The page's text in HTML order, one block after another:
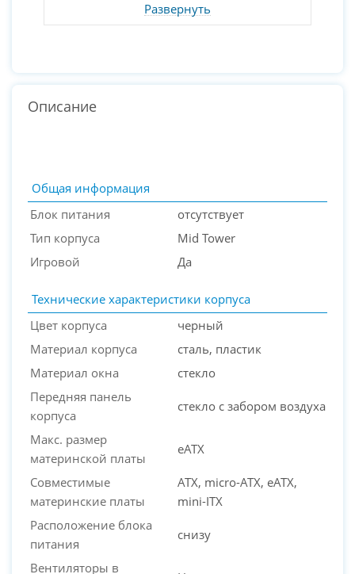
Развернуть
Описание
Общая информация
Блок питания
отсутствует
Тип корпуса
Mid Tower
Игровой
Да
Технические характеристики корпуса
Цвет корпуса
черный
Материал корпуса
сталь, пластик
Материал окна
стекло
Передняя панель
корпуса
стекло с забором воздуха
Макс. размер
материнской платы
eATX
Совместимые
материнские платы
ATX, micro-ATX, eATX,
mini-ITX
Расположение блока
питания
снизу
Вентиляторы в